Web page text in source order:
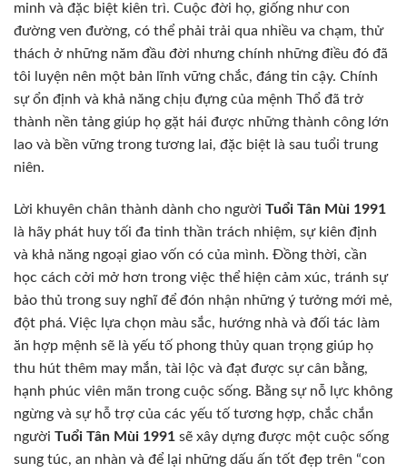
minh và đặc biệt kiên trì. Cuộc đời họ, giống như con
đường ven đường, có thể phải trải qua nhiều va chạm, thử
thách ở những năm đầu đời nhưng chính những điều đó đã
tôi luyện nên một bản lĩnh vững chắc, đáng tin cậy. Chính
sự ổn định và khả năng chịu đựng của mệnh Thổ đã trở
thành nền tảng giúp họ gặt hái được những thành công lớn
lao và bền vững trong tương lai, đặc biệt là sau tuổi trung
niên.
Lời khuyên chân thành dành cho người Tuổi Tân Mùi 1991
là hãy phát huy tối đa tinh thần trách nhiệm, sự kiên định
và khả năng ngoại giao vốn có của mình. Đồng thời, cần
học cách cởi mở hơn trong việc thể hiện cảm xúc, tránh sự
bảo thủ trong suy nghĩ để đón nhận những ý tưởng mới mẻ,
đột phá. Việc lựa chọn màu sắc, hướng nhà và đối tác làm
ăn hợp mệnh sẽ là yếu tố phong thủy quan trọng giúp họ
thu hút thêm may mắn, tài lộc và đạt được sự cân bằng,
hạnh phúc viên mãn trong cuộc sống. Bằng sự nỗ lực không
ngừng và sự hỗ trợ của các yếu tố tương hợp, chắc chắn
người Tuổi Tân Mùi 1991 sẽ xây dựng được một cuộc sống
sung túc, an nhàn và để lại những dấu ấn tốt đẹp trên “con